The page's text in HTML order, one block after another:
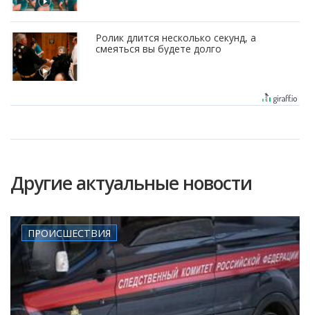
Ролик длится несколько секунд, а
смеяться вы будете долго
Другие актуальные новости
ПРОИСШЕСТВИЯ